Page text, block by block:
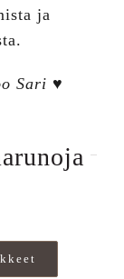
ja
Sari ♥